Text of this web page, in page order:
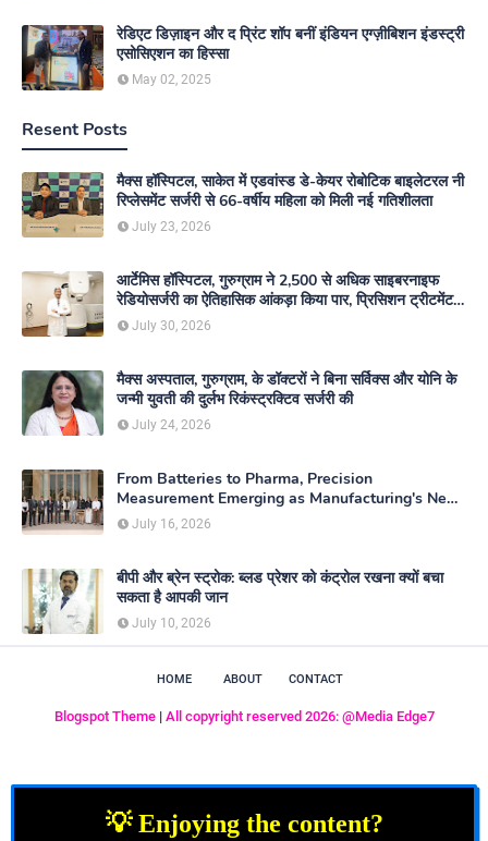
रेडिएट डिज़ाइन और द प्रिंट शॉप बनीं इंडियन एग्ज़ीबिशन इंडस्ट्री
एसोसिएशन का हिस्सा
May 02, 2025
Resent Posts
मैक्स हॉस्पिटल, साकेत में एडवांस्ड डे-केयर रोबोटिक बाइलेटरल नी
रिप्लेसमेंट सर्जरी से 66-वर्षीय महिला को मिली नई गतिशीलता
July 23, 2026
आर्टेमिस हॉस्पिटल, गुरुग्राम ने 2,500 से अधिक साइबरनाइफ
रेडियोसर्जरी का ऐतिहासिक आंकड़ा किया पार, प्रिसिशन ट्रीटमेंट में
मजबूत की अपनी अग्रणी पहचान
July 30, 2026
मैक्स अस्पताल, गुरुग्राम, के डॉक्टरों ने बिना सर्विक्स और योनि के
जन्मी युवती की दुर्लभ रिकंस्ट्रक्टिव सर्जरी की
July 24, 2026
From Batteries to Pharma, Precision
Measurement Emerging as Manufacturing's New
Competitive Edge
July 16, 2026
बीपी और ब्रेन स्ट्रोक: ब्लड प्रेशर को कंट्रोल रखना क्यों बचा
सकता है आपकी जान
July 10, 2026
HOME ABOUT CONTACT
Blogspot Theme| All copyright reserved 2026: @Media Edge7
💡 Enjoying the content?